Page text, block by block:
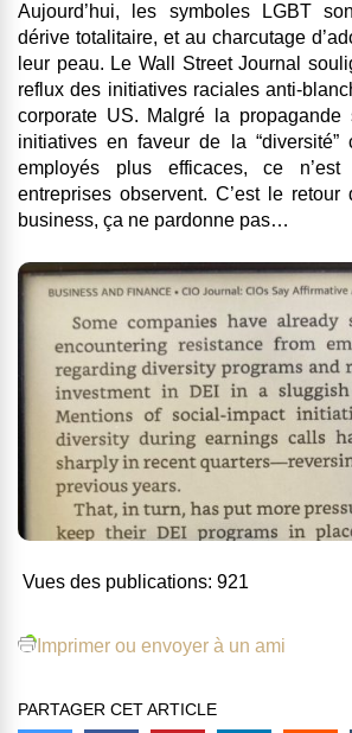
Aujourd’hui, les symboles LGBT
dérive totalitaire, et au charcutage
leur peau. Le Wall Street Journal
reflux des initiatives raciales anti-
corporate US. Malgré la
initiatives en faveur de la “diversité”
employés plus efficaces, ce
entreprises observent. C’est le
business, ça ne pardonne pas…
Vues des publications: 921
Imprimer ou envoyer à un ami
PARTAGER CET ARTICLE